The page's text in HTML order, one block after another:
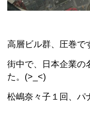
高層ビル群、圧巻で
街中で、日本企業の
た。(>_<)
松嶋奈々子１回、パ